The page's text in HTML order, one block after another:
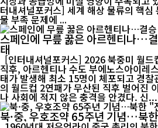
터내셔널포커스] 세계 해상 물류의 핵심
물 부족 문제에 ...
스페인에 무릎 꿇은 아르헨티나…
태
[인터내셔널포커스] 2026 북중미 월드
직후, 아르헨티나 수도 부에노스아이레
태가 발생해 최소 15명이 체포되고 경
의 월드컵 2연패가 무산된 직후 벌어진
나 사회에 적지 않은 충격을 안겼다. 신...
북·중, 우호조약 65주년 기념…북